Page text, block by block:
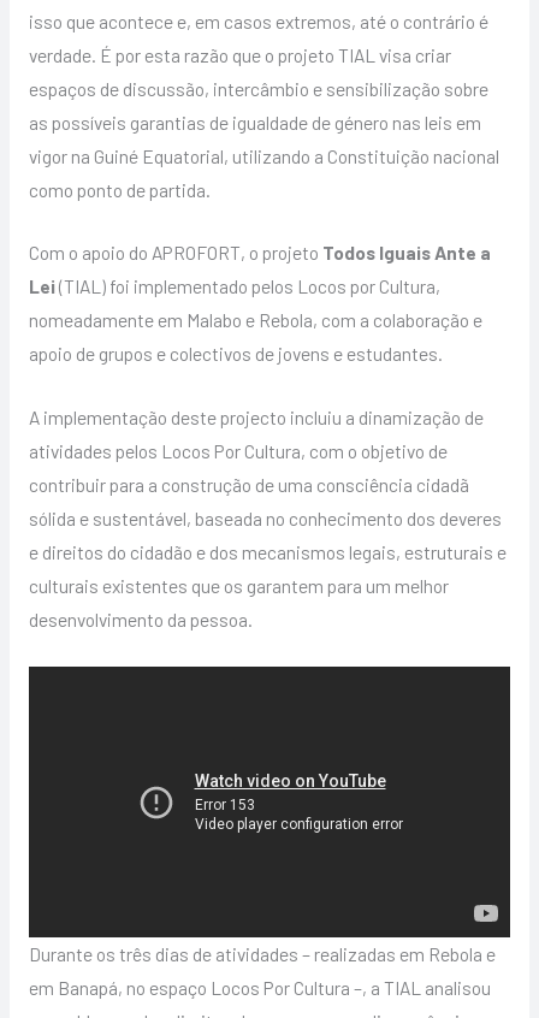
isso que acontece e, em casos extremos, até o contrário é
verdade. É por esta razão que o projeto TIAL visa criar
espaços de discussão, intercâmbio e sensibilização sobre
as possíveis garantias de igualdade de género nas leis em
vigor na Guiné Equatorial, utilizando a Constituição nacional
como ponto de partida.
Com o apoio do APROFORT, o projeto Todos Iguais Ante a
Lei(TIAL) foi implementado pelos Locos por Cultura,
nomeadamente em Malabo e Rebola, com a colaboração e
apoio de grupos e colectivos de jovens e estudantes.
A implementação deste projecto incluiu a dinamização de
atividades pelos Locos Por Cultura, com o objetivo de
contribuir para a construção de uma consciência cidadã
sólida e sustentável, baseada no conhecimento dos deveres
e direitos do cidadão e dos mecanismos legais, estruturais e
culturais existentes que os garantem para um melhor
desenvolvimento da pessoa.
Durante os três dias de atividades – realizadas em Rebola e
em Banapá, no espaço Locos Por Cultura –, a TIAL analisou